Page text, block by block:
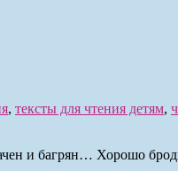
, тексты для чтения детям,
и багрян… Хорошо